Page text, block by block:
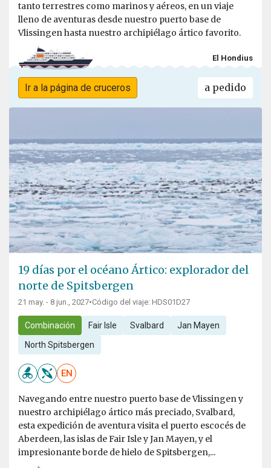
tanto terrestres como marinos y aéreos, en un viaje
lleno de aventuras desde nuestro puerto base de
Vlissingen hasta nuestro archipiélago ártico favorito.
El Hondius
Ir a la página de cruceros a pedido
19 días por el océano Ártico: explorador del
norte de Spitsbergen
21 may. - 8 jun., 2027•Código del viaje: HDS01D27
Combinación Fair Isle Svalbard Jan Mayen
North Spitsbergen
EN
Navegando entre nuestro puerto base de Vlissingen y
nuestro archipiélago ártico más preciado, Svalbard,
esta expedición de aventura visita el puerto escocés de
Aberdeen, las islas de Fair Isle y Jan Mayen, y el
impresionante borde de hielo de Spitsbergen,...